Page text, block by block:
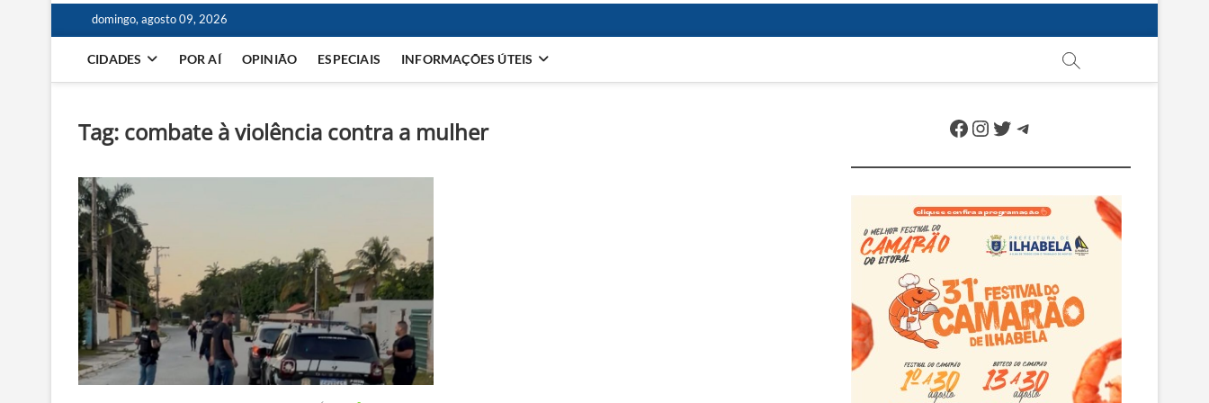
domingo, agosto 09, 2026
CIDADES POR AÍ OPINIÃO ESPECIAIS INFORMAÇÕES ÚTEIS
Tag: combate à violência contra a mulher Facebook
Instagram
Twitter
Telegram